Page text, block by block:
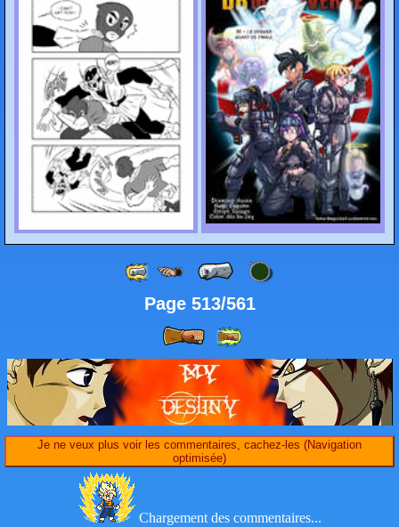
Page 513/561
Je ne veux plus voir les commentaires, cachez-les (Navigation
optimisée)
Chargement des commentaires...